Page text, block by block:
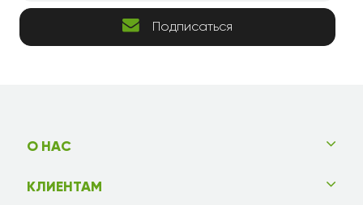
Подписаться
О НАС
КЛИЕНТАМ